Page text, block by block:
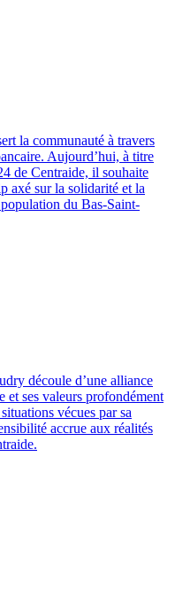
la communauté à travers
Aujourd’hui, à titre
de Centraide, il souhaite
axé sur la solidarité et la
du Bas-Saint-
découle d’une alliance
et ses valeurs profondément
vécues par sa
accrue aux réalités